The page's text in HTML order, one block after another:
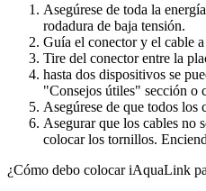
Asegúrese de toda la
rodadura de baja tensión.
Guía el conector y el cable
Tire del conector entre la
hasta dos dispositivos se
"Consejos útiles" sección o
Asegúrese de que todos
Asegurar que los cables no
colocar los tornillos.
¿Cómo debo colocar iAquaLink